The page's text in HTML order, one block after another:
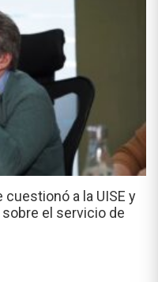
cuestionó a la UISE y
el servicio de